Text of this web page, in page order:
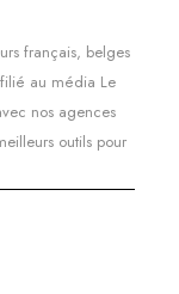
français, belges
au média Le
nos agences
outils pour